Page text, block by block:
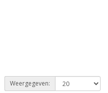
Weergegeven: